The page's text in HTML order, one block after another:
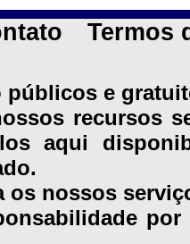
Termos
públicos e
recursos
aqui
nossos